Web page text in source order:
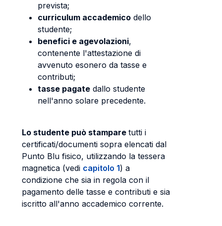
prevista;
curriculum accademico dello
studente;
benefici e agevolazioni,
contenente l'attestazione di
avvenuto esonero da tasse e
contributi;
tasse pagate dallo studente
nell'anno solare precedente.
Lo studente può stampare tutti i
certificati/documenti sopra elencati dal
Punto Blu fisico, utilizzando la tessera
magnetica (vedi capitolo 1) a
condizione che sia in regola con il
pagamento delle tasse e contributi e sia
iscritto all'anno accademico corrente.